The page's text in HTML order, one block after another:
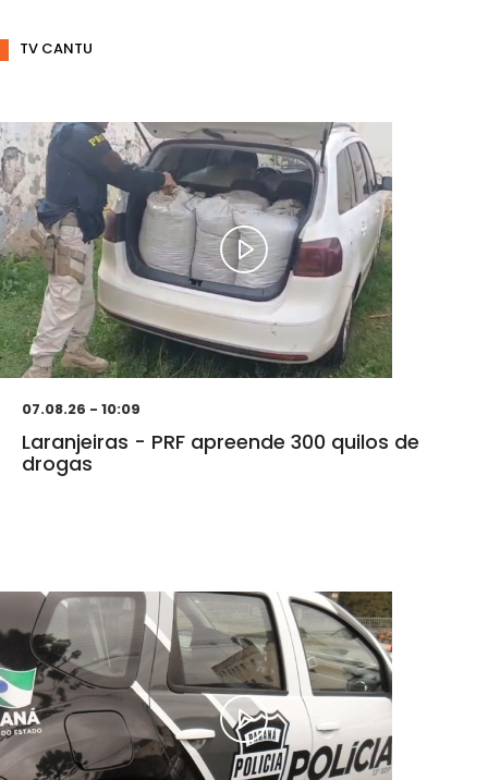
TV CANTU
07.08.26 - 10:09
Laranjeiras - PRF apreende 300 quilos de
drogas